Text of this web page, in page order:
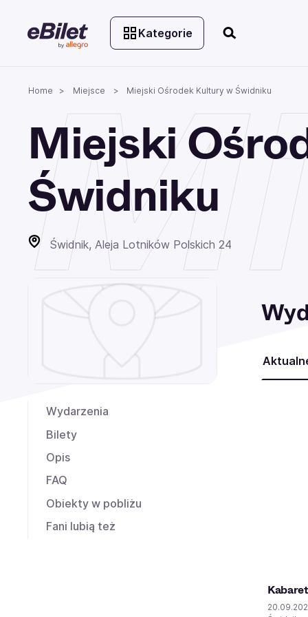
Kategorie
Home Miejsce Miejski Ośrodek Kultury w Świdniku
Miejski
Świdniku
Świdnik, Aleja Lotników Polskich 24
Wydarzenia
Bilety
Opis
FAQ
Obiekty w pobliżu
Fani lubią też